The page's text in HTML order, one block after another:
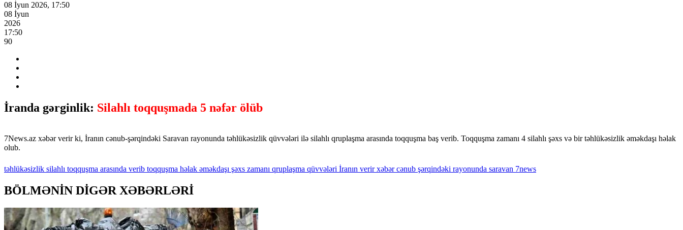
08 İyun 2026, 17:50
08 İyun
2026
17:50
90
İranda gərginlik: Silahlı toqquşmada 5 nəfər ölüb
7News.az xəbər verir ki, İranın cənub-şərqindəki Saravan rayonunda təhlükəsizlik qüvvələri ilə silahlı qruplaşma arasında toqquşma baş verib. Toqquşma zamanı 4 silahlı şəxs və bir təhlükəsizlik əməkdaşı həlak
olub.
təhlükəsizlik silahlı toqquşma arasında verib toqquşma həlak əməkdaşı şəxs zamanı qruplaşma qüvvələri İranın verirxəbərcənub şərqindəki rayonunda saravan 7news
BÖLMƏNİN DİGƏR XƏBƏRLƏRİ